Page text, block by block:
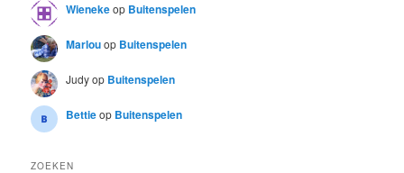
Wienekeop Buitenspelen
Marlouop Buitenspelen
Judyop Buitenspelen
Bettieop Buitenspelen
ZOEKEN